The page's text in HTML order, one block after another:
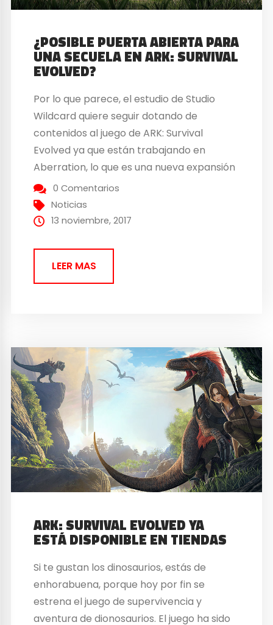
¿POSIBLE PUERTA ABIERTA PARA
UNA SECUELA EN ARK: SURVIVAL
EVOLVED?
Por lo que parece, el estudio de Studio
Wildcard quiere seguir dotando de
contenidos al juego de ARK: Survival
Evolved ya que están trabajando en
Aberration, lo que es una nueva expansión
de contenidos que se espera que salga en
2018. Pero estos autores no sólo están
pensando en esta expansión, ya que
0 Comentarios
Noticias
13 noviembre, 2017
LEER MAS
ARK: SURVIVAL EVOLVED YA
ESTÁ DISPONIBLE EN TIENDAS
Si te gustan los dinosaurios, estás de
enhorabuena, porque hoy por fin se
estrena el juego de supervivencia y
aventura de dionosaurios. El juego ha sido